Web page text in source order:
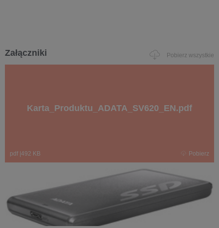
Załączniki Pobierz wszystkie
Karta_Produktu_ADATA_SV620_EN.pdf
pdf 492 KB Pobierz